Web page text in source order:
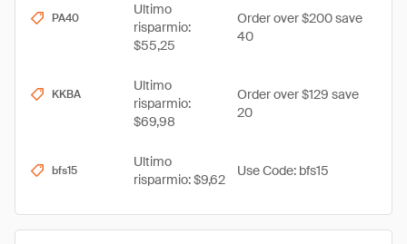
PA40
Ultimo
risparmio:
$55,25
Order over $200 save
40
KKBA
Ultimo
risparmio:
$69,98
Order over $129 save
20
bfs15
Ultimo
risparmio: $9,62
Use Code: bfs15